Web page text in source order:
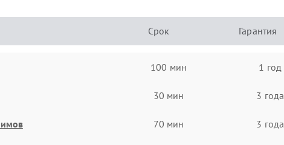
Срок Гарантия
100 мин 1 год
30 мин 3 года
70 мин 3 года